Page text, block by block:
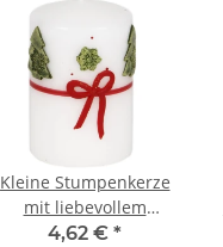
Kleine Stumpenkerze
mit liebevollem
Weihnachtsmotiv
4,62 € *